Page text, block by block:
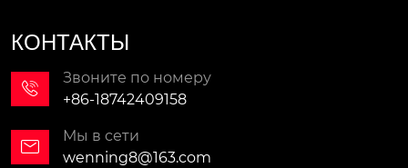
КОНТАКТЫ

Звоните по номеру
+86-18742409158

Мы в сети
wenning8@163.com